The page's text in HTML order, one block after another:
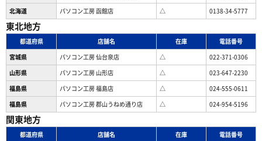
北海道
パソコン工房 函館店 △ 0138-34-5777
東北地方
都道府県 店舗名 在庫
電話番号
宮城県
パソコン工房 仙台泉店 △
022-371-0306
山形県
パソコン工房 山形店 △
023-647-2230
福島県
パソコン工房 福島店 △
024-555-0611
福島県
パソコン工房 郡山うねめ通り店 △ 024-954-5196
関東地方
都道府県 店舗名 在庫
電話番号